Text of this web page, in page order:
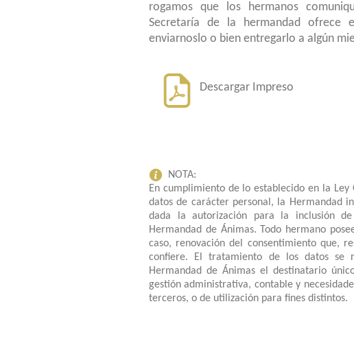
rogamos que los hermanos
Secretaría de la hermandad ofrece
enviarnoslo o bien entregarlo a algún
Descargar Impreso
NOTA:
En cumplimiento de lo establecido en la
datos de carácter personal, la Hermandad
dada la autorización para la inclusión
Hermandad de Ánimas. Todo hermano
caso, renovación del consentimiento que,
confiere. El tratamiento de los datos se
Hermandad de Ánimas el destinatario
gestión administrativa, contable y
terceros, o de utilización para fines distintos.